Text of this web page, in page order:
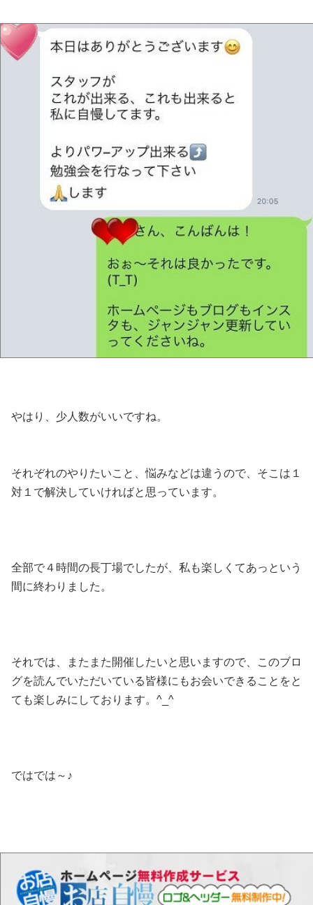
やはり、少人数がいいですね。
それぞれのやりたいこと、悩みなどは違うので、そこは１
対１で解決していければと思っています。
全部で４時間の長丁場でしたが、私も楽しくてあっという
間に終わりました。
それでは、またまた開催したいと思いますので、このブロ
グを読んでいただいている皆様にもお会いできることをと
ても楽しみにしております。^_^
ではでは～♪